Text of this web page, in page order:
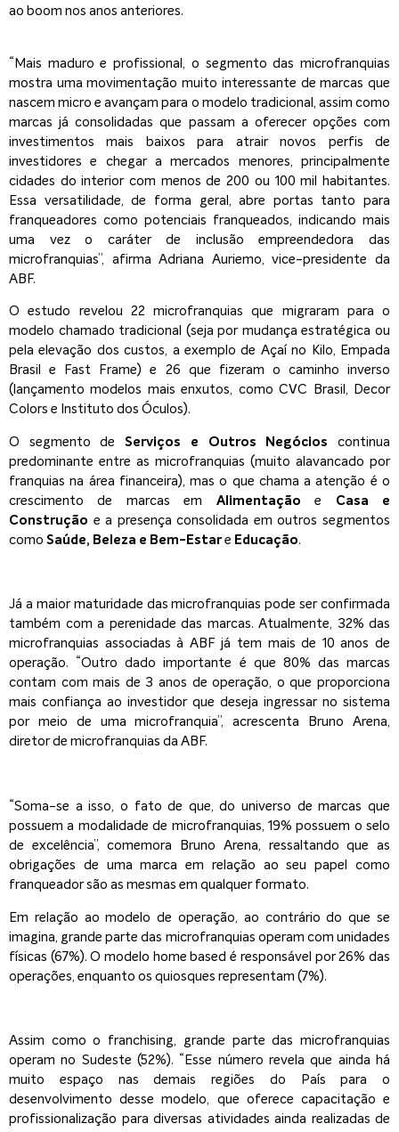
ao boom nos anos anteriores.
“Mais maduro e profissional, o segmento das microfranquias
mostra uma movimentação muito interessante de marcas que
nascem micro e avançam para o modelo tradicional, assim como
marcas já consolidadas que passam a oferecer opções com
investimentos mais baixos para atrair novos perfis de
investidores e chegar a mercados menores, principalmente
cidades do interior com menos de 200 ou 100 mil habitantes.
Essa versatilidade, de forma geral, abre portas tanto para
franqueadores como potenciais franqueados, indicando mais
uma vez o caráter de inclusão empreendedora das
microfranquias”, afirma Adriana Auriemo, vice-presidente da
ABF.
O estudo revelou 22 microfranquias que migraram para o
modelo chamado tradicional (seja por mudança estratégica ou
pela elevação dos custos, a exemplo de Açaí no Kilo, Empada
Brasil e Fast Frame) e 26 que fizeram o caminho inverso
(lançamento modelos mais enxutos, como CVC Brasil, Decor
Colors e Instituto dos Óculos).
O segmento deServiços e Outros Negócios continua
predominante entre as microfranquias (muito alavancado por
franquias na área financeira), mas o que chama a atenção é o
crescimento de marcas em Alimentação e Casa e
Construção e a presença consolidada em outros segmentos
como Saúde, Beleza e Bem-Estare Educação.
Já a maior maturidade das microfranquias pode ser confirmada
também com a perenidade das marcas. Atualmente, 32% das
microfranquias associadas à ABF já tem mais de 10 anos de
operação. “Outro dado importante é que 80% das marcas
contam com mais de 3 anos de operação, o que proporciona
mais confiança ao investidor que deseja ingressar no sistema
por meio de uma microfranquia”, acrescenta Bruno Arena,
diretor de microfranquias da ABF.
“Soma-se a isso, o fato de que, do universo de marcas que
possuem a modalidade de microfranquias, 19% possuem o selo
de excelência”, comemora Bruno Arena, ressaltando que as
obrigações de uma marca em relação ao seu papel como
franqueador são as mesmas em qualquer formato.
Em relação ao modelo de operação, ao contrário do que se
imagina, grande parte das microfranquias operam com unidades
físicas (67%). O modelo home based é responsável por 26% das
operações, enquanto os quiosques representam (7%).
Assim como o franchising, grande parte das microfranquias
operam no Sudeste (52%). “Esse número revela que ainda há
muito espaço nas demais regiões do País para o
desenvolvimento desse modelo, que oferece capacitação e
profissionalização para diversas atividades ainda realizadas de